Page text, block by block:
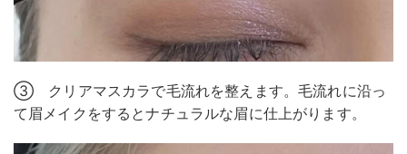
③ クリアマスカラで毛流れを整えます。毛流れに沿っ
て眉メイクをするとナチュラルな眉に仕上がります。